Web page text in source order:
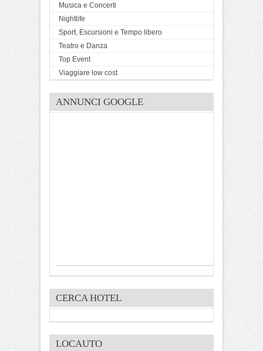
Musica e Concerti
Nightlife
Sport, Escursioni e Tempo libero
Teatro e Danza
Top Event
Viaggiare low cost
ANNUNCI GOOGLE
CERCA HOTEL
LOCAUTO